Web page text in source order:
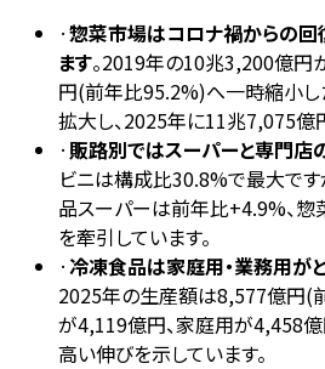
·惣菜市場はコロナ禍からの回
ます。2019年の10兆3,200億
円(前年比95.2%)へ一時縮小し
拡大し、2025年に11兆7,075億
· 販路別ではスーパーと専門店
ビニは構成比30.8%で最大です
品スーパーは前年比+4.9%、
を牽引しています。
·冷凍食品は家庭用・業務用が
2025年の生産額は8,577億円(
が4,119億円、家庭用が4,458
高い伸びを示しています。